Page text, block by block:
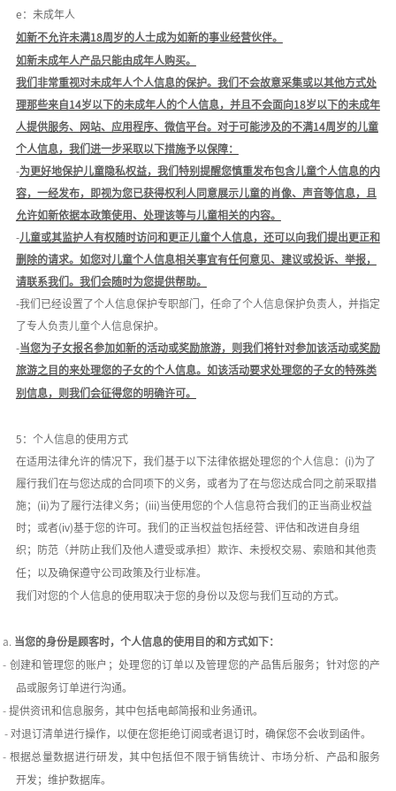
e：未成年人
如新不允许未满18周岁的人士成为如新的事业经营伙伴。
如新未成年人产品只能由成年人购买。
我们非常重视对未成年人个人信息的保护。 我们不会故意采集或以其他方式处
理那些来自14岁以下的未成年人的个人信息，并且不会面向18岁以下的未成年
人提供服务、网站、应用程序、微信平台。 对于可能涉及的不满14周岁的儿童
个人信息，我们进一步采取以下措施予以保障：
-为更好地保护儿童隐私权益，我们特别提醒您慎重发布包含儿童个人信息的内
容，一经发布，即视为您已获得权利人同意展示儿童的肖像、声音等信息，且
允许如新依据本政策使用、处理该等与儿童相关的内容。
-儿童或其监护人有权随时访问和更正儿童个人信息，还可以向我们提出更正和
删除的请求。如您对儿童个人信息相关事宜有任何意见、建议或投诉、举报，
请联系我们。我们会随时为您提供帮助。
-我们已经设置了个人信息保护专职部门，任命了个人信息保护负责人，并指定
了专人负责儿童个人信息保护。
-当您为子女报名参加如新的活动或奖励旅游，则我们将针对参加该活动或奖励
旅游之目的来处理您的子女的个人信息。如该活动要求处理您的子女的特殊类
别信息，则我们会征得您的明确许可。
5：个人信息的使用方式
在适用法律允许的情况下，我们基于以下法律依据处理您的个人信息： (i)为了
履行我们在与您达成的合同项下的义务，或者为了在与您达成合同之前采取措
施；(ii)为了履行法律义务；(iii)当使用您的个人信息符合我们的正当商业权益
时；或者(iv)基于您的许可。我们的正当权益包括经营、评估和改进自身组
织；防范（并防止我们及他人遭受或承担）欺诈、未授权交易、索赔和其他责
任；以及确保遵守公司政策及行业标准。
我们对您的个人信息的使用取决于您的身份以及您与我们互动的方式。
a. 当您的身份是顾客时，个人信息的使用目的和方式如下：
- 创建和管理您的账户；处理您的订单以及管理您的产品售后服务；针对您的产
品或服务订单进行沟通。
-提供资讯和信息服务，其中包括电邮简报和业务通讯。
- 对退订清单进行操作，以便在您拒绝订阅或者退订时，确保您不会收到函件。
- 根据总量数据进行研发，其中包括但不限于销售统计、市场分析、产品和服务
开发；维护数据库。